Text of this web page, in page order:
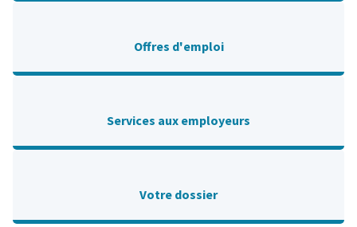
Offres d'emploi
Services aux employeurs
Votre dossier